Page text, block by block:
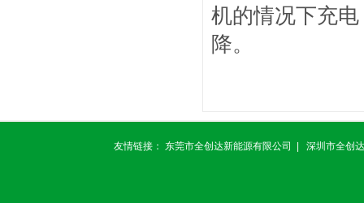
机的情况下充
降。
友情链接： 东莞市全创达新能源有限公司 深圳市全创